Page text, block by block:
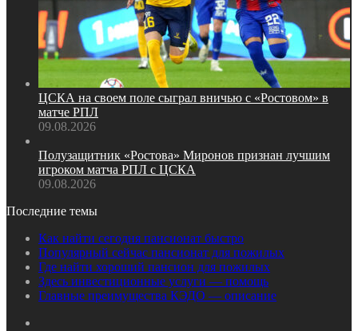
ЦСКА на своем поле сыграл вничью с «Ростовом» в
матче РПЛ
09.08.2026
Полузащитник «Ростова» Миронов признан лучшим
игроком матча РПЛ с ЦСКА
09.08.2026
Последние темы
Как найти сегодня пансионат быстро
Популярный сейчас пансионат для пожилых
Где найти хороший пансион для пожилых
Здесь инвестиционные услуги — помощь
Главные преимущества КЭДО — описание